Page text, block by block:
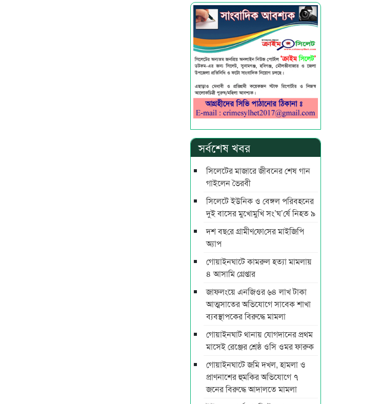
সর্বশেষ খবর
সিলেটের মাজারে জীবনের শেষ গান
গাইলেন ভৈরবী
সিলেটে ইউনিক ও বেঙ্গল পরিবহনের
দুই বাসের মুখোমুখি সং’ঘ’র্ষে নিহত ৯
দশ বছ‌রে গ্রামীণ‌ফো‌সের মাইজিপি
অ্যাপ
গোয়াইনঘাটে কামরুল হত্যা মামলায়
৪ আসামি গ্রেপ্তার
জাফলংয়ে এনজিওর ৬৪ লাখ টাকা
আত্মসাতের অভিযোগে সাবেক শাখা
ব্যবস্থাপকের বিরুদ্ধে মামলা
গোয়াইনঘাট থানায় যোগদানের প্রথম
মাসেই রেঞ্জের শ্রেষ্ঠ ওসি ওমর ফারুক
গোয়াইনঘাটে জমি দখল, হামলা ও
প্রাণনাশের হুমকির অভিযোগে ৭
জনের বিরুদ্ধে আদালতে মামলা